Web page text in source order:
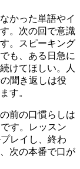
かった単語やイ
。次の回で意識
。スピーキング
も、ある日急に
けてほしい。人
聞き返しは役
す。
前の口慣らしは
す。レッスン
レイし、終わ
次の本番で口が